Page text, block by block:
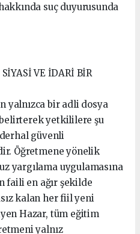
suç duyurusunda
VE İDARİ BİR
yalnızca bir adli dosya
yetkililere şu
güvenli
Öğretmene yönelik
yargılama uygulamasına
faili en ağır şekilde
kalan her fiil yeni
Hazar, tüm eğitim
yalnız